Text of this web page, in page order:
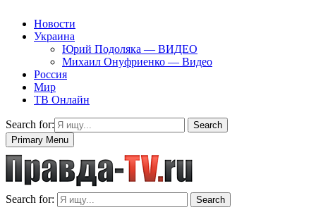
Новости
Украина
Юрий Подоляка — ВИДЕО
Михаил Онуфриенко — Видео
Россия
Мир
ТВ Онлайн
Search for:
Search
Primary Menu
Search for: Search